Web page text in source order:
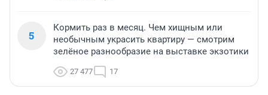
5
Кормить раз в месяц. Чем хищным или
необычным украсить квартиру — смотрим
зелёное разнообразие на выставке экзотики
27 477 17